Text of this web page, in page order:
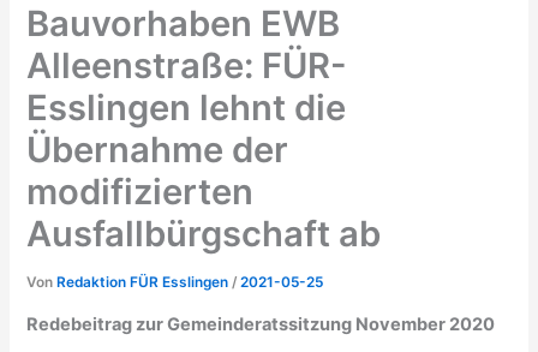
Bauvorhaben EWB
Alleenstraße: FÜR-
Esslingen lehnt die
Übernahme der
modifizierten
Ausfallbürgschaft ab
Von Redaktion FÜR Esslingen/2021-05-25
Redebeitrag zur Gemeinderatssitzung November 2020